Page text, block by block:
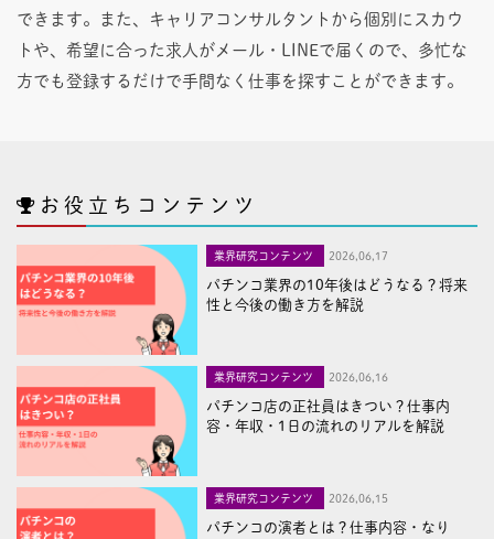
できます。また、キャリアコンサルタントから個別にスカウ
トや、希望に合った求人がメール・LINEで届くので、多忙な
方でも登録するだけで手間なく仕事を探すことができます。
お役立ちコンテンツ
業界研究コンテンツ 2026,06,17
パチンコ業界の10年後はどうなる？将来
性と今後の働き方を解説
業界研究コンテンツ 2026,06,16
パチンコ店の正社員はきつい？仕事内
容・年収・1日の流れのリアルを解説
業界研究コンテンツ 2026,06,15
パチンコの演者とは？仕事内容・なり